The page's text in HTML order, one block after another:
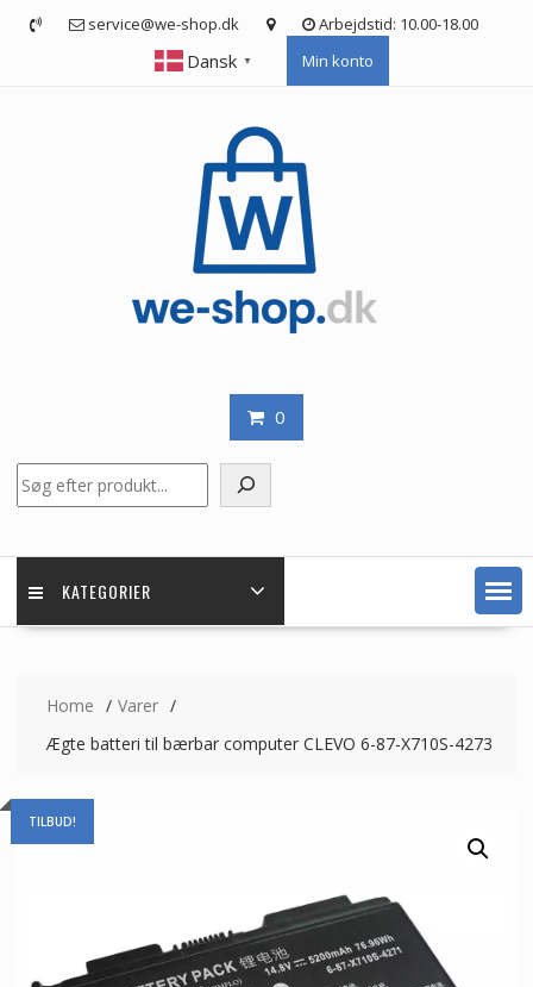
service@we-shop.dk Arbejdstid: 10.00-18.00
Dansk ▼ Min konto
0
KATEGORIER
Home
Varer
Ægte batteri til bærbar computer CLEVO 6-87-X710S-4273
TILBUD!